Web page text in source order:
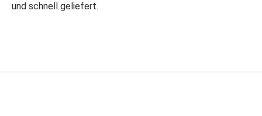
und schnell geliefert.